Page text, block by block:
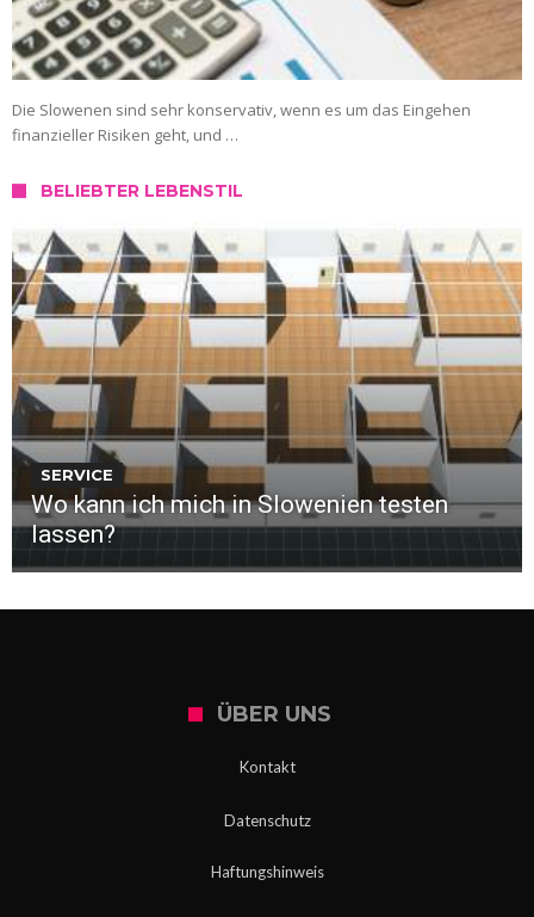
Die Slowenen sind sehr konservativ, wenn es um das Eingehen
finanzieller Risiken geht, und …
BELIEBTER LEBENSTIL
SERVICE
Wo kann ich mich in Slowenien testen
lassen?
ÜBER UNS
Kontakt
Datenschutz
Haftungshinweis